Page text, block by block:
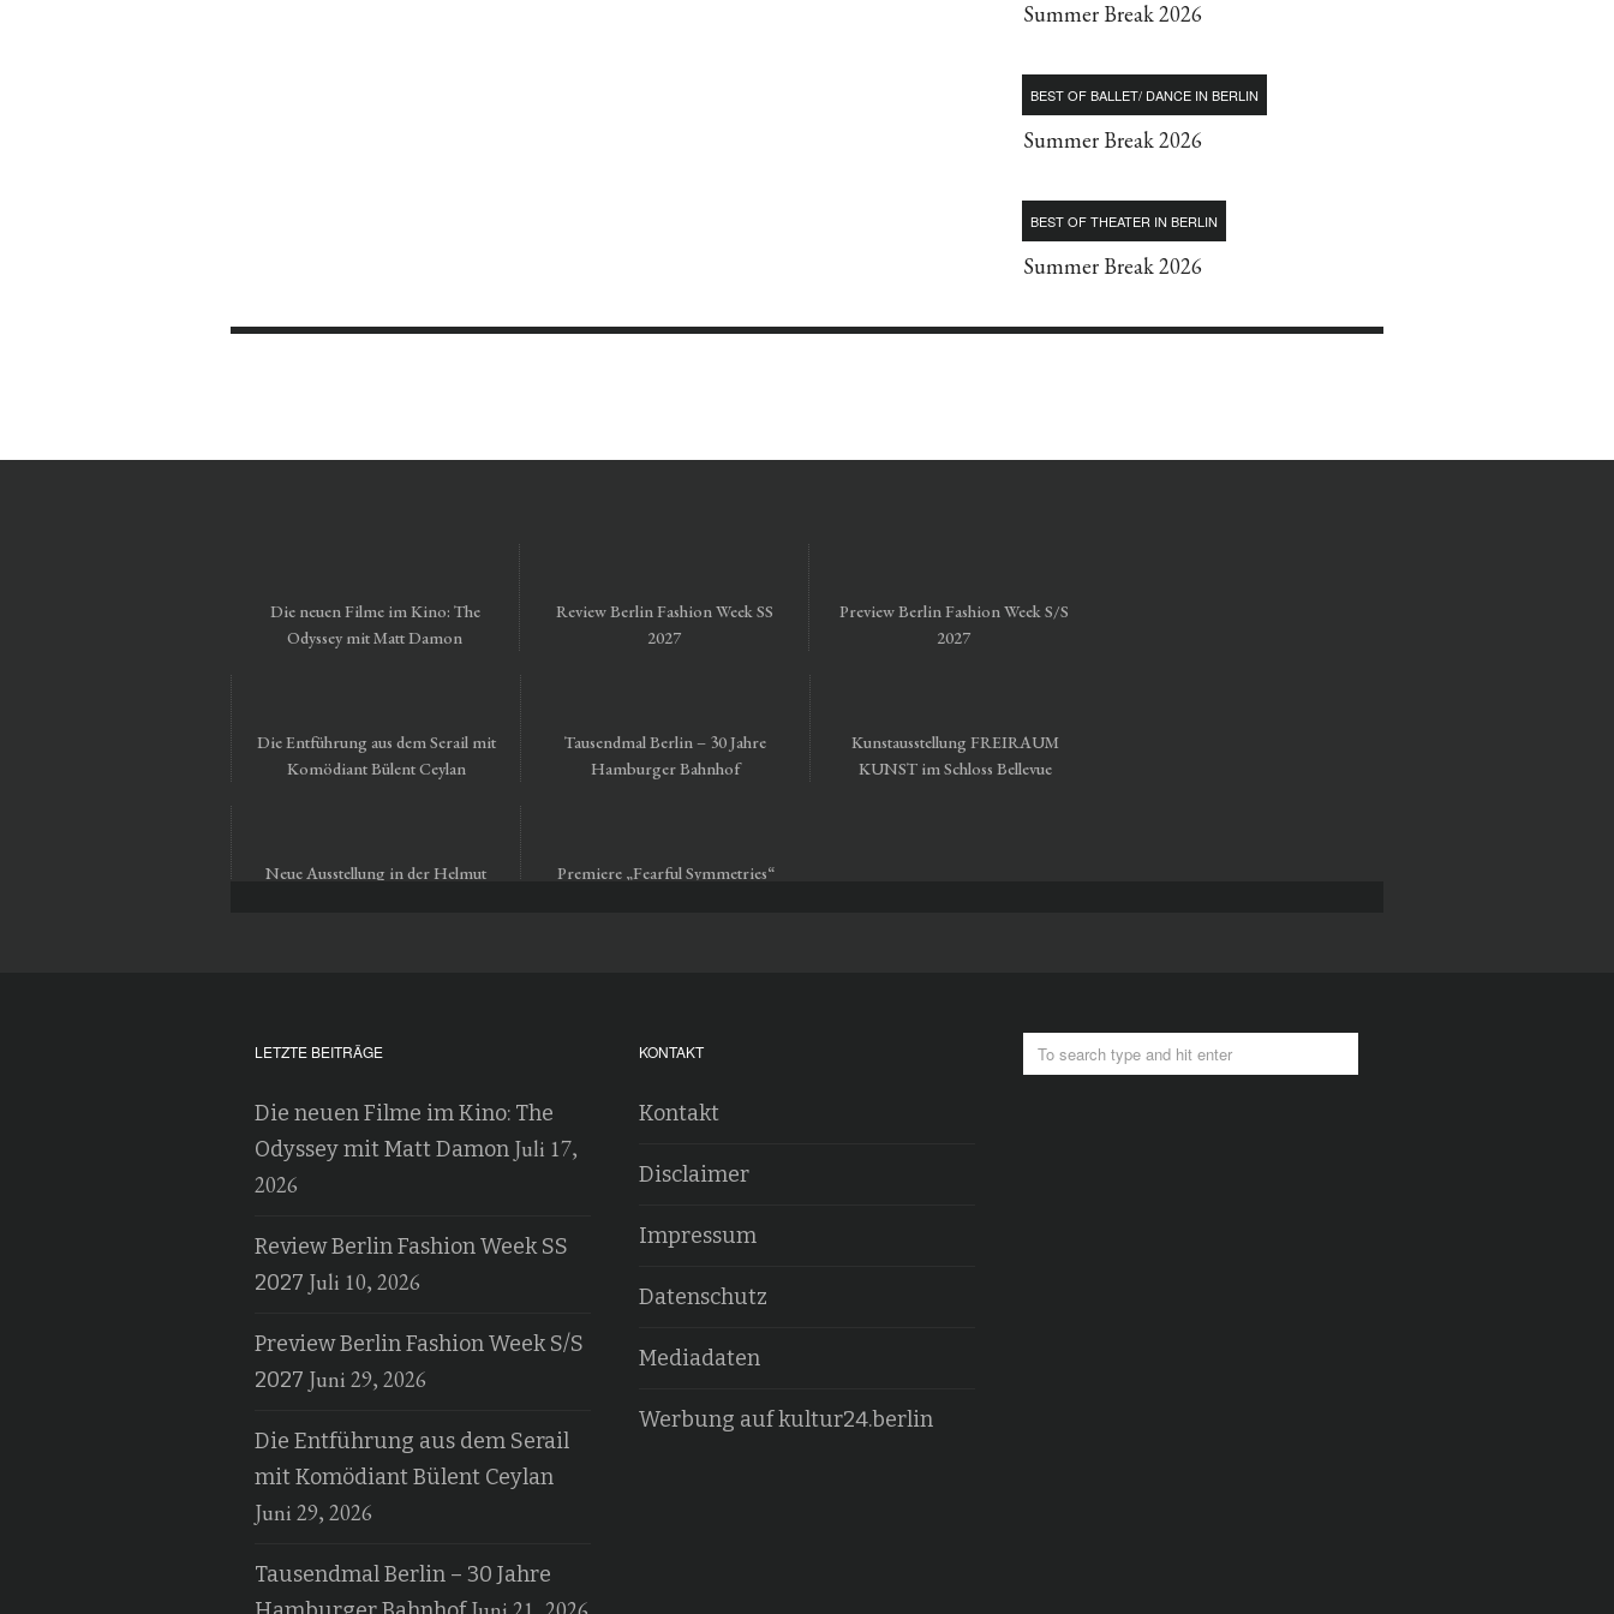
Summer Break 2026
BEST OF BALLET/ DANCE IN BERLIN
Summer Break 2026
BEST OF THEATER IN BERLIN
Summer Break 2026
Die neuen Filme im Kino: The
Odyssey mit Matt Damon
Review Berlin Fashion Week SS
2027
Preview Berlin Fashion Week S/S
2027
Die Entführung aus dem Serail mit
Komödiant Bülent Ceylan
Tausendmal Berlin – 30 Jahre
Hamburger Bahnhof
Kunstausstellung FREIRAUM
KUNST im Schloss Bellevue
Neue Ausstellung in der Helmut
Premiere „Fearful Symmetries“
LETZTE BEITRÄGE
Die neuen Filme im Kino: The
Odyssey mit Matt Damon Juli 17,
2026
Review Berlin Fashion Week SS
2027 Juli 10, 2026
Preview Berlin Fashion Week S/S
2027 Juni 29, 2026
Die Entführung aus dem Serail
mit Komödiant Bülent Ceylan
Juni 29, 2026
Tausendmal Berlin – 30 Jahre
KONTAKT
Kontakt
Disclaimer
Impressum
Datenschutz
Mediadaten
Werbung auf kultur24.berlin